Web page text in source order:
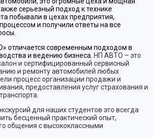
серьезный подход к технике
побывали в цехах предприятия,
и получили ответы на все
отличается современным подходом в
и ведению бизнеса. Н П АВТО – это
и сертифицированный сервисный
и ремонту автомобилей любых
процесс организации продажи и
предоставления услуг страхования и
для наших студентов это всегда
бесценный практический опыт,
общения с высококлассными